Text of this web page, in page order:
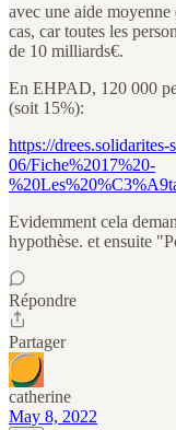
avec une aide
cas, car toutes les
de 10 milliards€.
En EHPAD, 120 000
(soit 15%):
https://
06/Fiche%2017%20-
Evidemment cela
hypothèse. et ensuite
Répondre
Partager
catherine
May 8, 2022